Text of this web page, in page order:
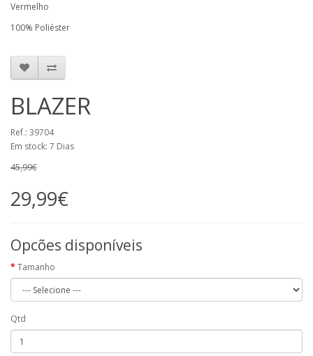
Vermelho
100% Poliéster
BLAZER
Ref.: 39704
Em stock: 7 Dias
45,99€
29,99€
Opcões disponíveis
Tamanho
Qtd